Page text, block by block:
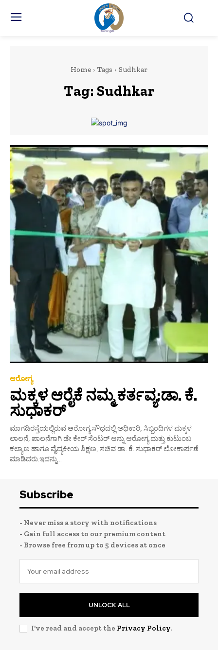
Home Tags Sudhkar
Tag: Sudhkar
ಆರೋಗ್ಯ
ಮಕ್ಕಳ ಆರೈಕೆ ನಮ್ಮ ಕರ್ತವ್ಯ:ಡಾ. ಕೆ.
ಸುಧಾಕರ್
ಮಾಗಡಿರಸ್ತೆಯಲ್ಲಿರುವ ಆರೋಗ್ಯಸೌಧದಲ್ಲಿ ಅಧಿಕಾರಿ, ಸಿಬ್ಬಂದಿಗಳ ಮಕ್ಕಳ
ಲಾಲನೆ, ಪಾಲನೆಗಾಗಿ ಡೇ ಕೇರ್ ಸೆಂಟರ್ ಆನ್ನು ಆರೋಗ್ಯ ಮತ್ತು ಕುಟುಂಬ
ಕಲ್ಯಾಣ ಹಾಗೂ ವೈದ್ಯಕೀಯ ಶಿಕ್ಷಣ, ಸಚಿವ ಡಾ. ಕೆ. ಸುಧಾಕರ್ ಲೋಕಾರ್ಪಣೆ
ಮಾಡಿದರು.ಇದನ್ನು...
Subscribe
- Never miss a story with notifications
- Gain full access to our premium content
- Browse free from up to 5 devices at once
UNLOCK ALL
I've read and accept the Privacy Policy.